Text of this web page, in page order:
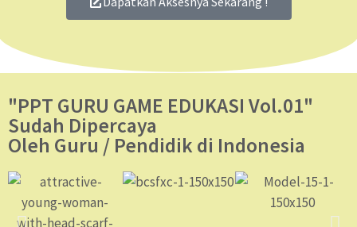
"PPT GURU GAME EDUKASI Vol.01"
Sudah Dipercaya
Oleh Guru / Pendidik di Indonesia